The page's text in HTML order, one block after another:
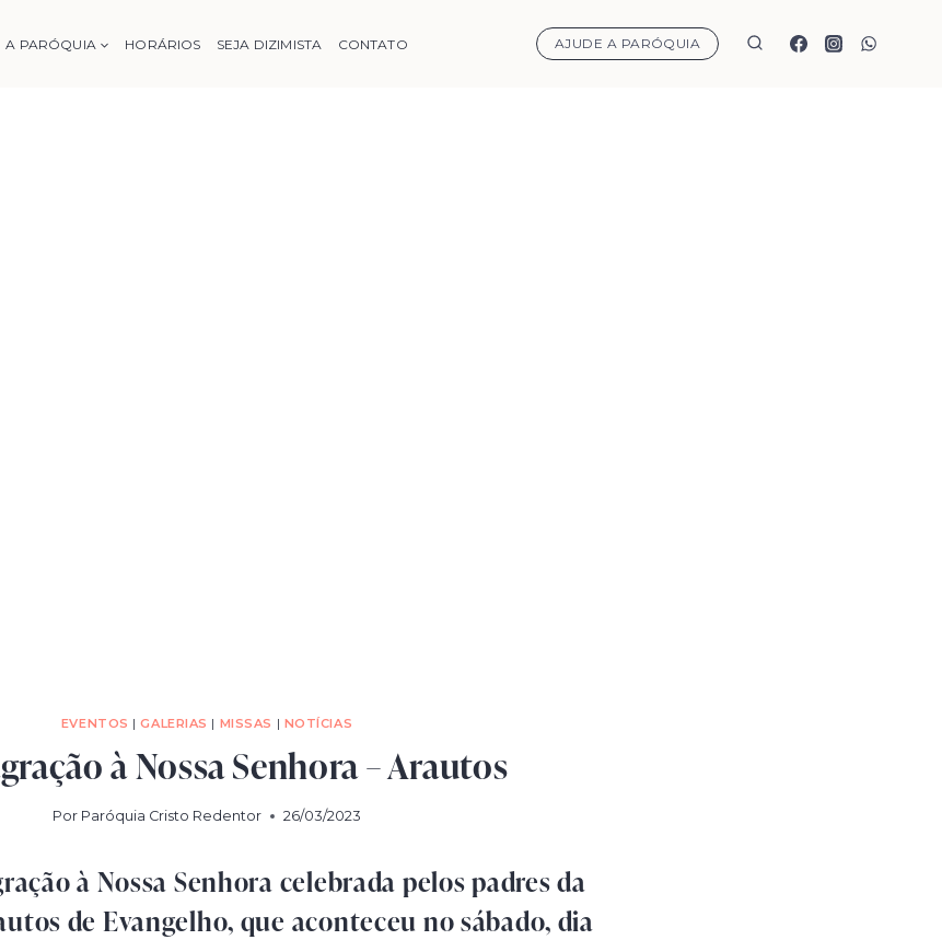
A PARÓQUIA HORÁRIOS SEJA DIZIMISTA CONTATO AJUDE A PARÓQUIA
EVENTOS |GALERIAS | MISSAS | NOTÍCIAS
à Nossa Senhora – Arautos
Por Paróquia Cristo Redentor 26/03/2023
à Nossa Senhora celebrada pelos padres da
de Evangelho, que aconteceu no sábado, dia